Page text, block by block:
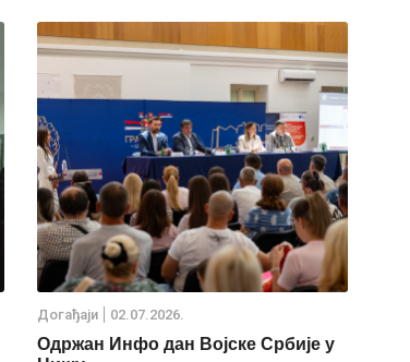
Дoгађаjи 02.07.2026.
Одржан Инфо дан Војске Србије у